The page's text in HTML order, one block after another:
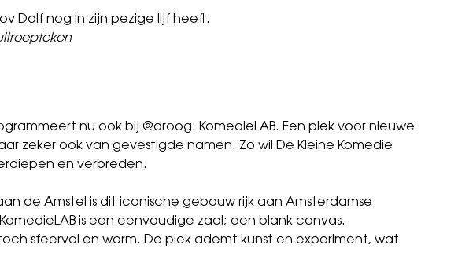
Dolf nog in zijn pezige lijf heeft.
nu ook bij @droog: KomedieLAB. Een plek voor nieuwe
zeker ook van gevestigde namen. Zo wil De Kleine Komedie
en verbreden.
de Amstel is dit iconische gebouw rijk aan Amsterdamse
is een eenvoudige zaal; een blank canvas.
sfeervol en warm. De plek ademt kunst en experiment, wat